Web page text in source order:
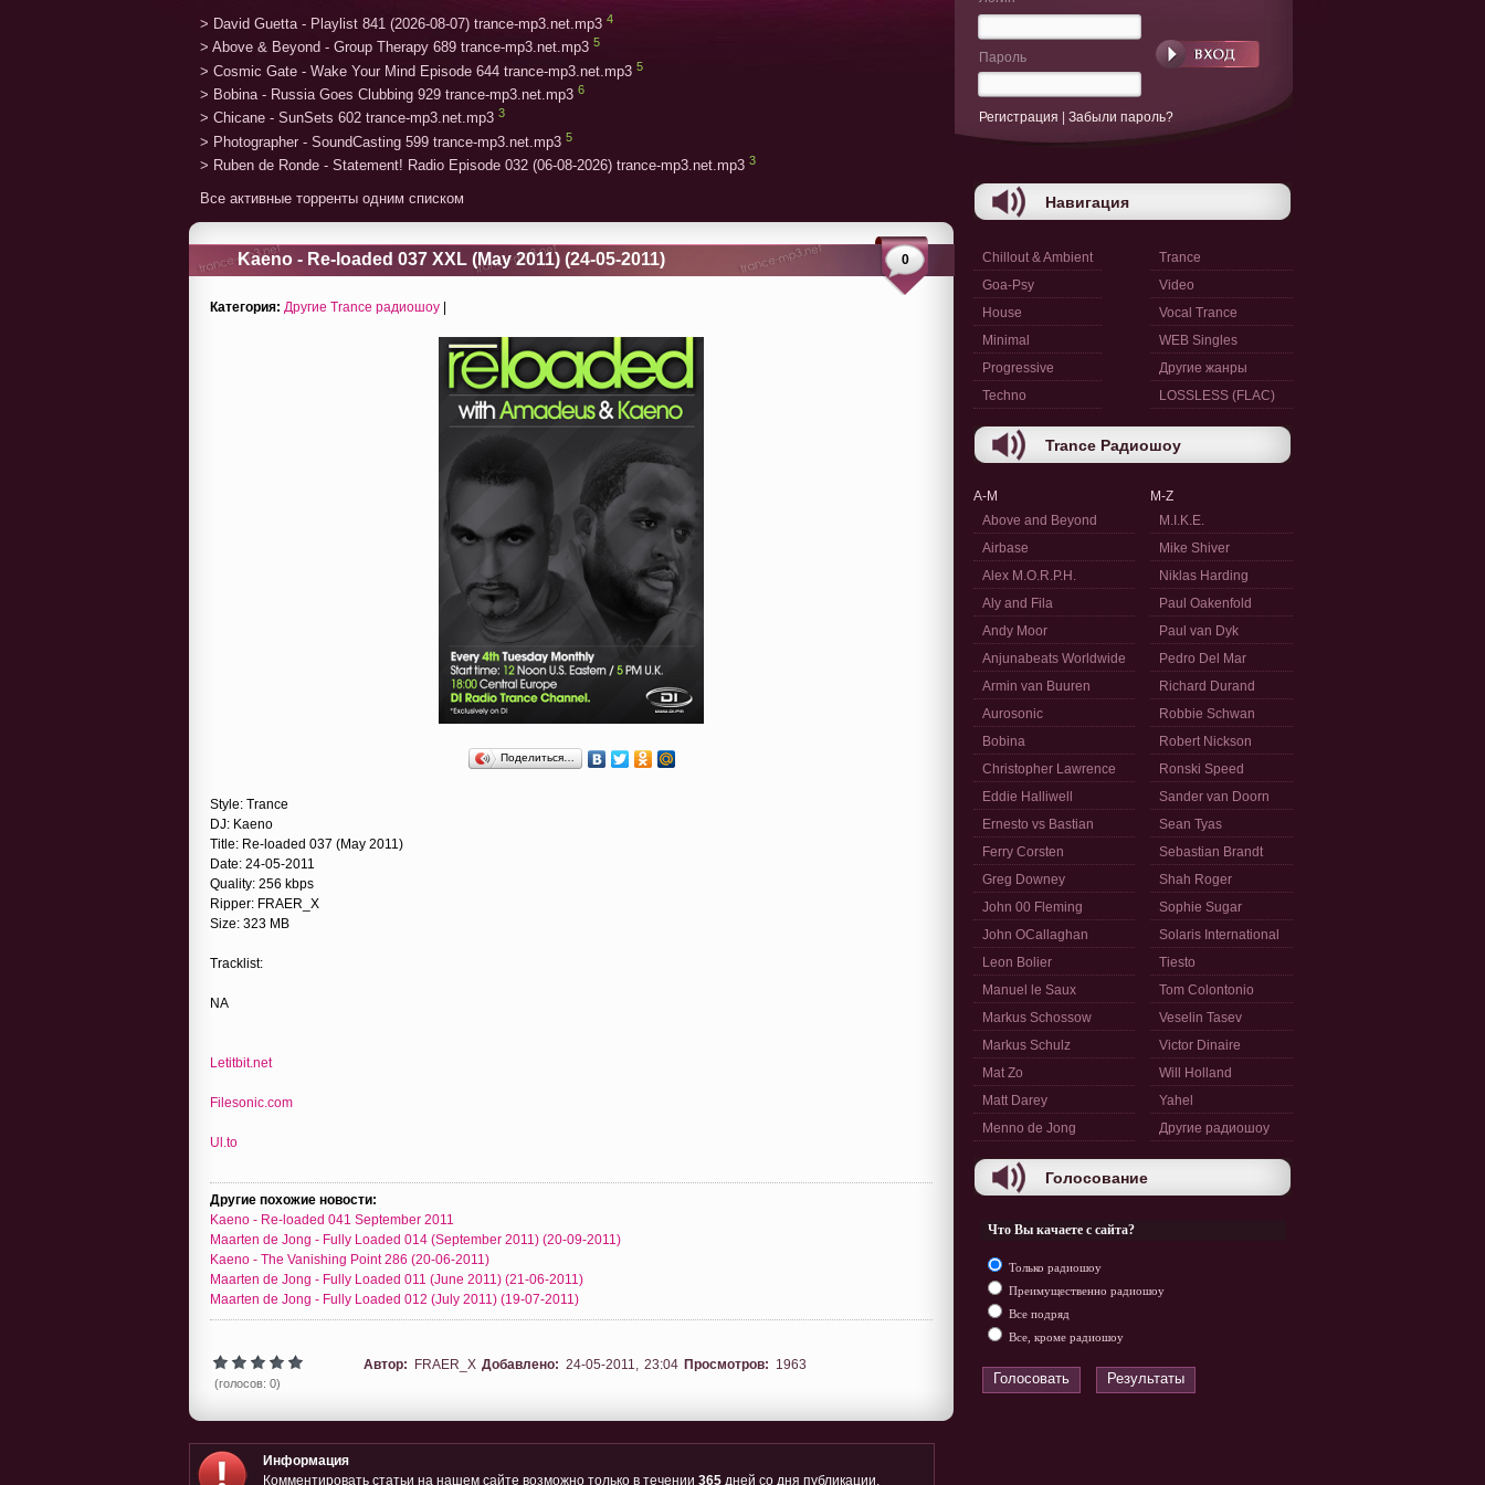
> David Guetta - Playlist 841 (2026-08-07) trance-mp3.net.mp3 4
> Above & Beyond - Group Therapy 689 trance-mp3.net.mp3 5
> Cosmic Gate - Wake Your Mind Episode 644 trance-mp3.net.mp3 5
> Bobina - Russia Goes Clubbing 929 trance-mp3.net.mp3 6
> Chicane - SunSets 602 trance-mp3.net.mp3 3
> Photographer - SoundCasting 599 trance-mp3.net.mp3 5
> Ruben de Ronde - Statement! Radio Episode 032 (06-08-2026) trance-mp3.net.mp3 3
Все активные торренты одним списком
Kaeno - Re-loaded 037 XXL (May 2011) (24-05-2011) 0
Категория: Другие Trance радиошоу |
Поделиться…
Style: Trance
DJ: Kaeno
Title: Re-loaded 037 (May 2011)
Date: 24-05-2011
Quality: 256 kbps
Ripper: FRAER_X
Size: 323 MB
Tracklist:
NA
Letitbit.net
Filesonic.com
Ul.to
Другие похожие новости:
Kaeno - Re-loaded 041 September 2011
Maarten de Jong - Fully Loaded 014 (September 2011) (20-09-2011)
Kaeno - The Vanishing Point 286 (20-06-2011)
Maarten de Jong - Fully Loaded 011 (June 2011) (21-06-2011)
Maarten de Jong - Fully Loaded 012 (July 2011) (19-07-2011)
(голосов: 0)
Автор: FRAER_X Добавлено: 24-05-2011, 23:04 Просмотров: 1963
Информация
Комментировать статьи на нашем сайте возможно только в течении 365 дней со дня публикации.
Пароль
Регистрация Забыли пароль?
Навигация
Chillout & Ambient
Goa-Psy
House
Minimal
Progressive
Techno
Trance
Video
Vocal Trance
WEB Singles
Другие жанры
LOSSLESS (FLAC)
Trance Радиошоу
A-M
Above and Beyond
Airbase
Alex M.O.R.P.H.
Aly and Fila
Andy Moor
Anjunabeats Worldwide
Armin van Buuren
Aurosonic
Bobina
Christopher Lawrence
Eddie Halliwell
Ernesto vs Bastian
Ferry Corsten
Greg Downey
John 00 Fleming
John OCallaghan
Leon Bolier
Manuel le Saux
Markus Schossow
Markus Schulz
Mat Zo
Matt Darey
Menno de Jong
M-Z
M.I.K.E.
Mike Shiver
Niklas Harding
Paul Oakenfold
Paul van Dyk
Pedro Del Mar
Richard Durand
Robbie Schwan
Robert Nickson
Ronski Speed
Sander van Doorn
Sean Tyas
Sebastian Brandt
Shah Roger
Sophie Sugar
Solaris International
Tiesto
Tom Colontonio
Veselin Tasev
Victor Dinaire
Will Holland
Yahel
Другие радиошоу
Голосование
Что Вы качаете с сайта?
Только радиошоу
Преимущественно радиошоу
Все подряд
Все, кроме радиошоу
Голосовать Результаты